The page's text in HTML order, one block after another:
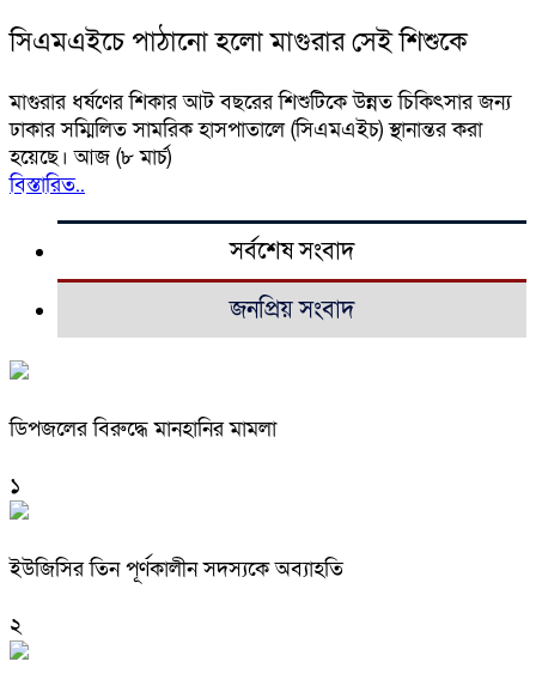
সিএমএইচে পাঠানো হলো মাগুরার সেই শিশুকে
মাগুরার ধর্ষণের শিকার আট বছরের শিশুটিকে উন্নত চিকিৎসার জন্য
ঢাকার সম্মিলিত সামরিক হাসপাতালে (সিএমএইচ) স্থানান্তর করা
হয়েছে। আজ (৮ মার্চ)
বিস্তারিত..
সর্বশেষ সংবাদ
জনপ্রিয় সংবাদ
ডিপজলের বিরুদ্ধে মানহানির মামলা
১
ইউজিসির তিন পূর্ণকালীন সদস্যকে অব্যাহতি
২